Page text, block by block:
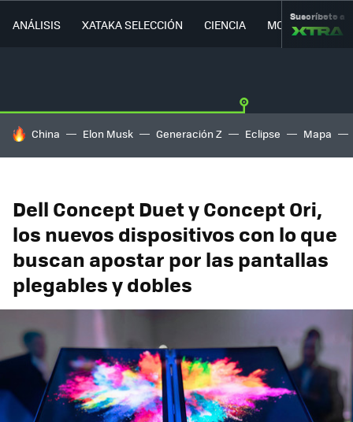
ANÁLISIS XATAKA SELECCIÓN CIENCIA MOVILIDAD
Suscríbete a
HOY SE HABLA DE
China Elon Musk Generación Z Eclipse Mapa
Dell Concept Duet y Concept Ori,
los nuevos dispositivos con lo que
buscan apostar por las pantallas
plegables y dobles